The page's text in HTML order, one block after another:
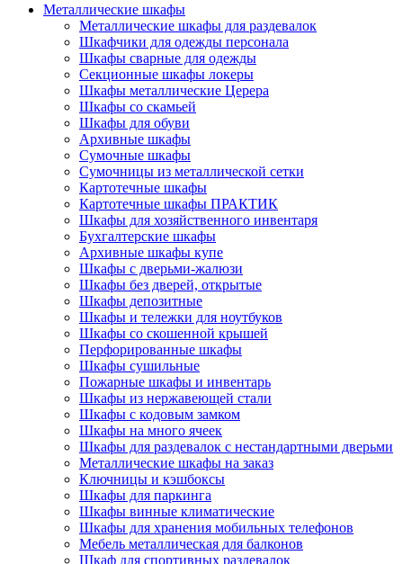
Металлические шкафы
Металлические шкафы для раздевалок
Шкафчики для одежды персонала
Шкафы сварные для одежды
Секционные шкафы локеры
Шкафы металлические Церера
Шкафы со скамьей
Шкафы для обуви
Архивные шкафы
Сумочные шкафы
Сумочницы из металлической сетки
Картотечные шкафы
Картотечные шкафы ПРАКТИК
Шкафы для хозяйственного инвентаря
Бухгалтерские шкафы
Архивные шкафы купе
Шкафы с дверьми-жалюзи
Шкафы без дверей, открытые
Шкафы депозитные
Шкафы и тележки для ноутбуков
Шкафы со скошенной крышей
Перфорированные шкафы
Шкафы сушильные
Пожарные шкафы и инвентарь
Шкафы из нержавеющей стали
Шкафы с кодовым замком
Шкафы на много ячеек
Шкафы для раздевалок с нестандартными дверьми
Металлические шкафы на заказ
Ключницы и кэшбоксы
Шкафы для паркинга
Шкафы винные климатические
Шкафы для хранения мобильных телефонов
Мебель металлическая для балконов
Шкаф для спортивных раздевалок